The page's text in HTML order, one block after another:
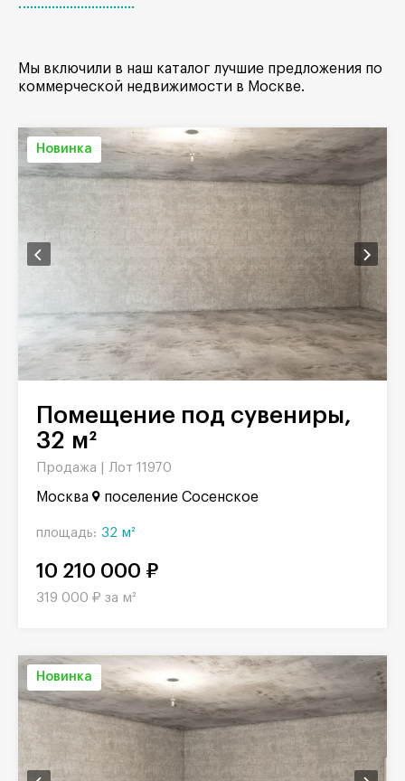
Мы включили в наш каталог лучшие предложения по
коммерческой недвижимости в Москве.
Новинка
Помещение под сувениры,
32 м²
Продажа | Лот 11970
Москва поселение Сосенское
площадь: 32 м²
10 210 000 ₽
319 000 ₽ за м²
Новинка